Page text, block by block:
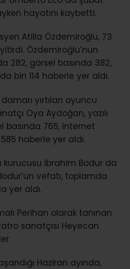
hayatını kaybetti.
Atilla Özdemiroğlu, 73
Özdemiroğlu’nun
282, görsel basında 382,
bin 114 haberle yer aldı.
yırtılan oyuncu
Oya Aydoğan, yazılı
basında 765, internet
haberle yer aldı.
kurucusu İbrahim Bodur da
vefatı, toplamda
yer aldı.
Perihan olarak tanınan
sanatçısı Heyecan
Haziran ayında,